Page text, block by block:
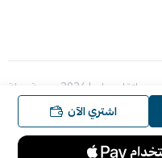
اشتري الآن
صنع بإتقان على | 2026 منصة سلة